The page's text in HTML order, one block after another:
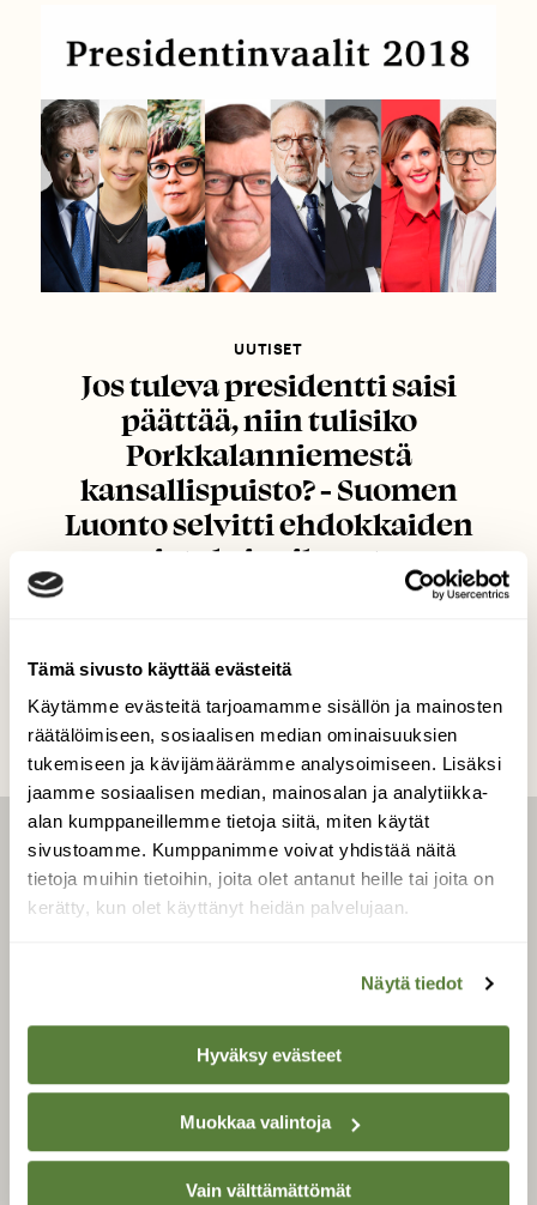
Tämä sivusto käyttää evästeitä
Käytämme evästeitä tarjoamamme sisällön ja mainosten
räätälöimiseen, sosiaalisen median ominaisuuksien
tukemiseen ja kävijämäärämme analysoimiseen. Lisäksi
jaamme sosiaalisen median, mainosalan ja analytiikka-
alan kumppaneillemme tietoja siitä, miten käytät
sivustoamme. Kumppanimme voivat yhdistää näitä
tietoja muihin tietoihin, joita olet antanut heille tai joita on
kerätty, kun olet käyttänyt heidän palvelujaan.
Näytä tiedot
Hyväksy evästeet
Muokkaa valintoja
Vain välttämättömät
UUTISET
Jos tuleva presidentti saisi
päättää, niin tulisiko
Porkkalanniemestä
kansallispuisto? - Suomen
Luonto selvitti ehdokkaiden
ajatuksia aiheesta
LEHTI
Uusin lehti
Tilaa digilukuoikeus
Tilaa uutiskirje
SUOMEN LUONNON­